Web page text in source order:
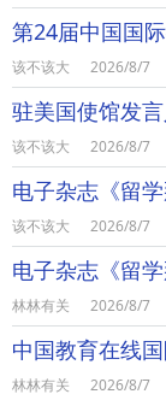
第24届中国国
该不该大 2026/8/7
该不该大 2026/8/7
电子杂志《留
该不该大 2026/8/7
电子杂志《留
林林有关 2026/8/7
林林有关 2026/8/7